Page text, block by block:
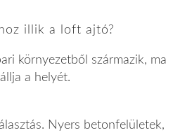
illik a loft ajtó?
környezetből származik, ma
a helyét.
Nyers betonfelületek,